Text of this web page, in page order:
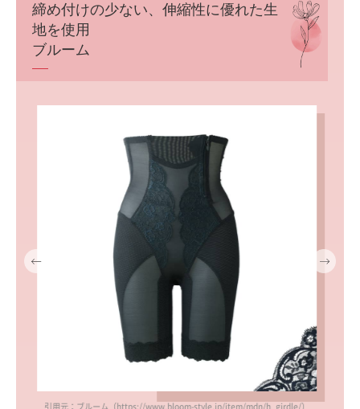
締め付けの少ない、伸縮性に優れた生
地を使用
ブルーム
引用元：ブルーム（https://www.bloom-style.jp/item/luxage/recoverygirdle_h/）